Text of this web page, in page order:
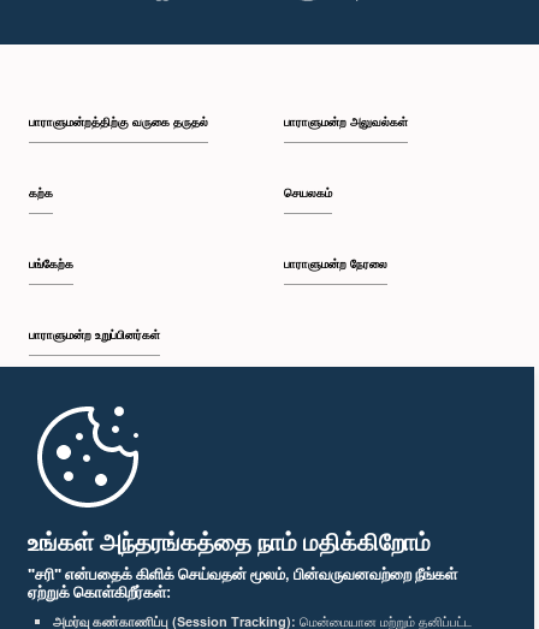
உங்கள் அந்தரங்கத்தை நாம் மதிக்கிறோம்
"சரி" என்பதைக் கிளிக் செய்வதன் மூலம், பின்வருவனவற்றை நீங்கள்
ஏற்றுக் கொள்கிறீர்கள்:
அமர்வு கண்காணிப்பு (Session Tracking): மென்மையான மற்றும் தனிப்பட்ட
பாராளுமன்றத்திற்கு வருகை தருதல்
கற்க
பங்கேற்க
பாராளுமன்ற உறுப்பினர்கள்
முதற்பக்கம்
பாராளுமன்ற அலுவல்கள்
செயலகம்
பாராளுமன்ற நேரலை
பாராளுமன்ற கையடக்க செயலி